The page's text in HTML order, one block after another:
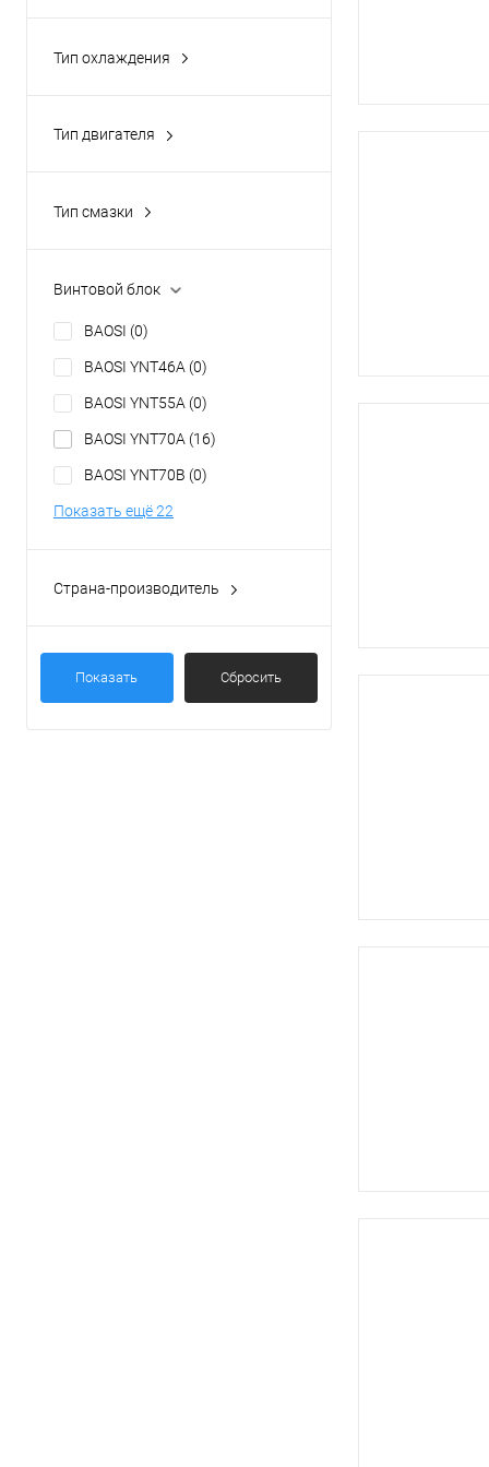
Тип охлаждения
Тип двигателя
Тип смазки
Винтовой блок
BAOSI (0)
BAOSI YNT46A (0)
BAOSI YNT55A (0)
BAOSI YNT70A (16)
BAOSI YNT70B (0)
Показать ещё 22
Страна-производитель
Показать Сбросить